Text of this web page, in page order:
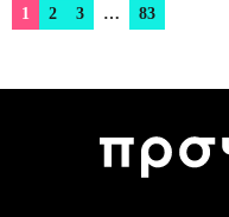
1 2 3 … 83